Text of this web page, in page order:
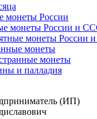
монеты России
монеты России и
монеты России
монеты
монеты
и палладия
(ИП)